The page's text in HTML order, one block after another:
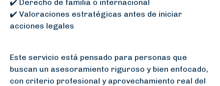
✔️ Derecho de familia o internacional
✔️ Valoraciones estratégicas antes de iniciar
acciones legales
Este servicio está pensado para personas que
buscan un asesoramiento riguroso y bien enfocado,
con criterio profesional y aprovechamiento real del